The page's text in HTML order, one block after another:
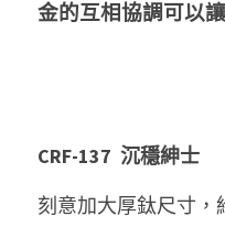
金的互相協調可以
CRF-137  沉穩紳士
刻意加大厚鈦尺寸，